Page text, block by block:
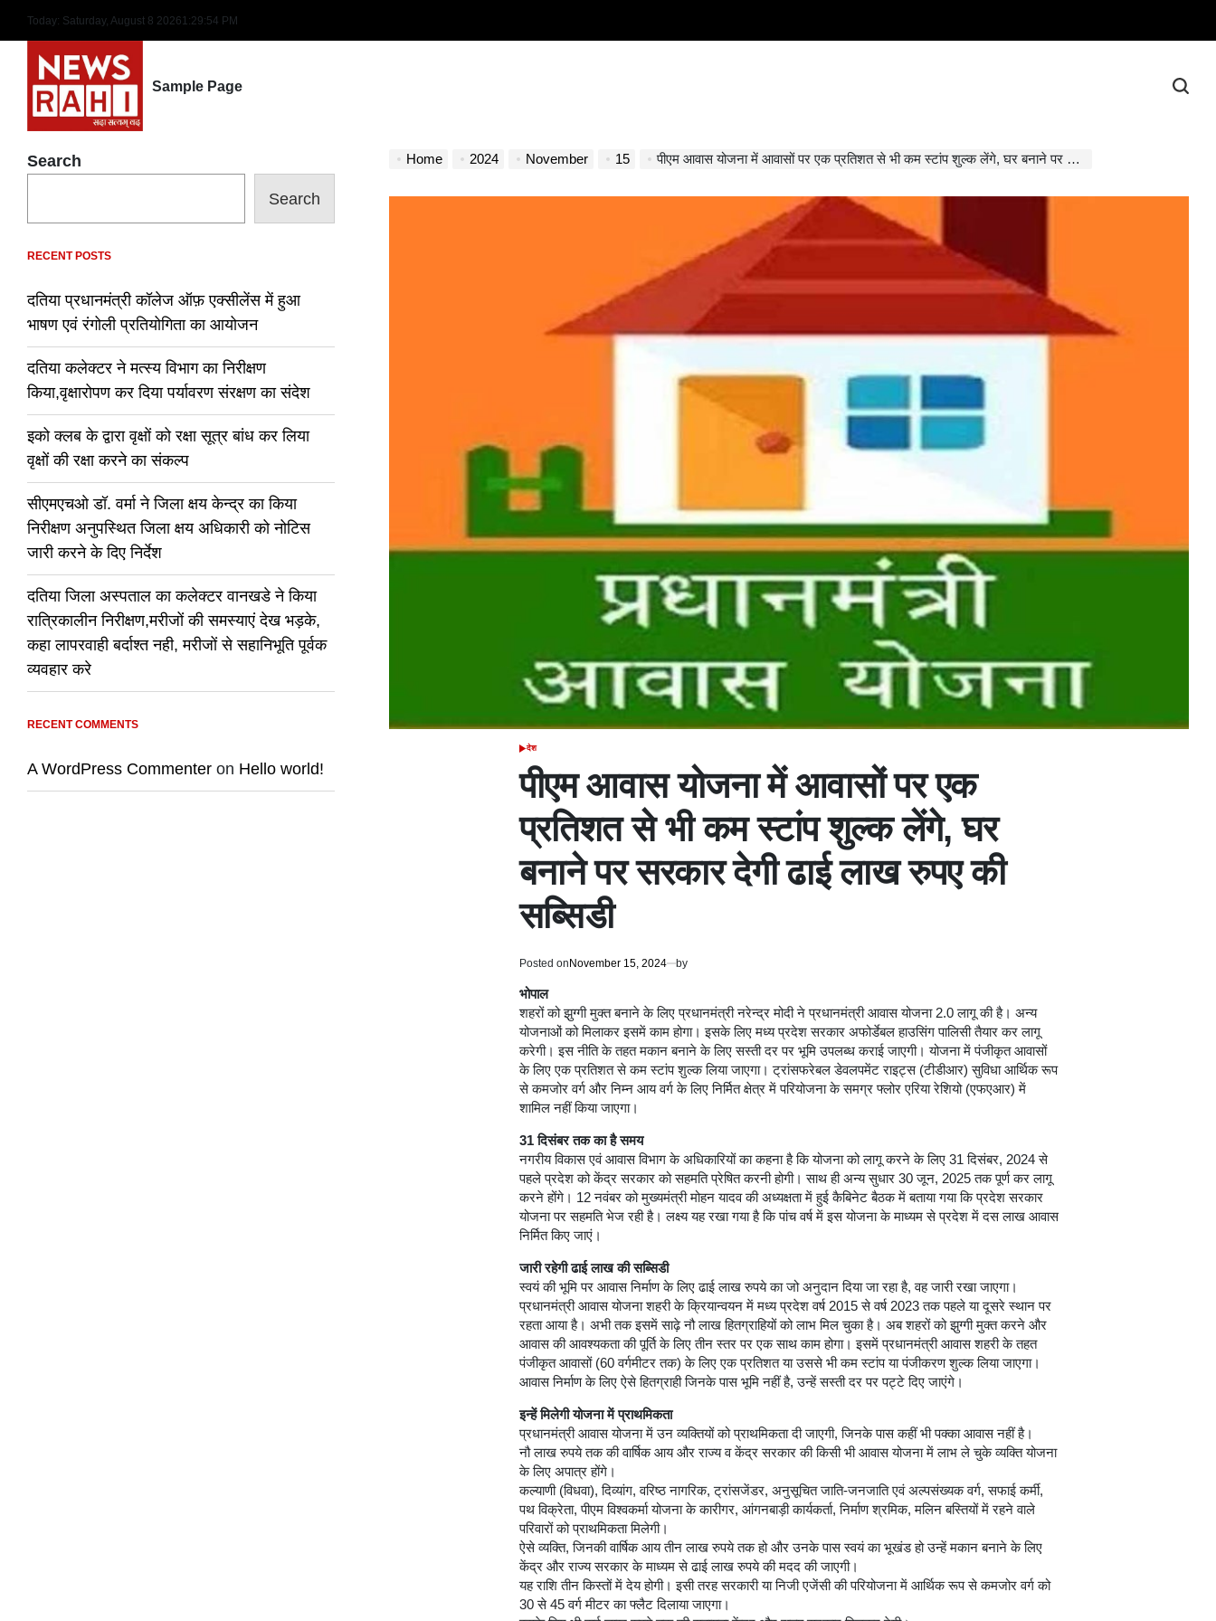
content
Today: Saturday, August 8 20261 :29:55 PM
Sample Page
Home 2024 November 15 पीएम आवास योजना में आवासों पर एक प्रतिशत से भी कम स्टांप शुल्क लेंगे, घर बनाने पर सरकार देगी ढाई लाख रुपए की सब्सिडी
POSTED
देश
पीएम आवास योजना में आवासों पर एक
प्रतिशत से भी कम स्टांप शुल्क लेंगे, घर
बनाने पर सरकार देगी ढाई लाख रुपए की
सब्सिडी
Posted on November 15, 2024 by
भोपाल
शहरों को झुग्गी मुक्त बनाने के लिए प्रधानमंत्री नरेन्द्र मोदी ने प्रधानमंत्री आवास योजना 2.0 लागू की है। अन्य
योजनाओं को मिलाकर इसमें काम होगा। इसके लिए मध्य प्रदेश सरकार अफोर्डेबल हाउसिंग पालिसी तैयार कर लागू
करेगी। इस नीति के तहत मकान बनाने के लिए सस्ती दर पर भूमि उपलब्ध कराई जाएगी। योजना में पंजीकृत आवासों
के लिए एक प्रतिशत से कम स्टांप शुल्क लिया जाएगा। ट्रांसफरेबल डेवलपमेंट राइट्स (टीडीआर) सुविधा आर्थिक रूप
से कमजोर वर्ग और निम्न आय वर्ग के लिए निर्मित क्षेत्र में परियोजना के समग्र फ्लोर एरिया रेशियो (एफएआर) में
शामिल नहीं किया जाएगा।
31 दिसंबर तक का है समय
नगरीय विकास एवं आवास विभाग के अधिकारियों का कहना है कि योजना को लागू करने के लिए 31 दिसंबर, 2024 से
पहले प्रदेश को केंद्र सरकार को सहमति प्रेषित करनी होगी। साथ ही अन्य सुधार 30 जून, 2025 तक पूर्ण कर लागू
करने होंगे। 12 नवंबर को मुख्यमंत्री मोहन यादव की अध्यक्षता में हुई कैबिनेट बैठक में बताया गया कि प्रदेश सरकार
योजना पर सहमति भेज रही है। लक्ष्य यह रखा गया है कि पांच वर्ष में इस योजना के माध्यम से प्रदेश में दस लाख आवास
निर्मित किए जाएं।
जारी रहेगी ढाई लाख की सब्सिडी
स्वयं की भूमि पर आवास निर्माण के लिए ढाई लाख रुपये का जो अनुदान दिया जा रहा है, वह जारी रखा जाएगा।
प्रधानमंत्री आवास योजना शहरी के क्रियान्वयन में मध्य प्रदेश वर्ष 2015 से वर्ष 2023 तक पहले या दूसरे स्थान पर
रहता आया है। अभी तक इसमें साढ़े नौ लाख हितग्राहियों को लाभ मिल चुका है। अब शहरों को झुग्गी मुक्त करने और
आवास की आवश्यकता की पूर्ति के लिए तीन स्तर पर एक साथ काम होगा। इसमें प्रधानमंत्री आवास शहरी के तहत
पंजीकृत आवासों (60 वर्गमीटर तक) के लिए एक प्रतिशत या उससे भी कम स्टांप या पंजीकरण शुल्क लिया जाएगा।
आवास निर्माण के लिए ऐसे हितग्राही जिनके पास भूमि नहीं है, उन्हें सस्ती दर पर पट्टे दिए जाएंगे।
इन्हें मिलेगी योजना में प्राथमिकता
प्रधानमंत्री आवास योजना में उन व्यक्तियों को प्राथमिकता दी जाएगी, जिनके पास कहीं भी पक्का आवास नहीं है।
नौ लाख रुपये तक की वार्षिक आय और राज्य व केंद्र सरकार की किसी भी आवास योजना में लाभ ले चुके व्यक्ति योजना
के लिए अपात्र होंगे।
कल्याणी (विधवा), दिव्यांग, वरिष्ठ नागरिक, ट्रांसजेंडर, अनुसूचित जाति-जनजाति एवं अल्पसंख्यक वर्ग, सफाई कर्मी,
पथ विक्रेता, पीएम विश्वकर्मा योजना के कारीगर, आंगनबाड़ी कार्यकर्ता, निर्माण श्रमिक, मलिन बस्तियों में रहने वाले
परिवारों को प्राथमिकता मिलेगी।
ऐसे व्यक्ति, जिनकी वार्षिक आय तीन लाख रुपये तक हो और उनके पास स्वयं का भूखंड हो उन्हें मकान बनाने के लिए
केंद्र और राज्य सरकार के माध्यम से ढाई लाख रुपये की मदद की जाएगी।
यह राशि तीन किस्तों में देय होगी। इसी तरह सरकारी या निजी एजेंसी की परियोजना में आर्थिक रूप से कमजोर वर्ग को
30 से 45 वर्ग मीटर का फ्लैट दिलाया जाएगा।
Search
Search
RECENT POSTS
दतिया प्रधानमंत्री कॉलेज ऑफ़ एक्सीलेंस में हुआ
भाषण एवं रंगोली प्रतियोगिता का आयोजन
दतिया कलेक्टर ने मत्स्य विभाग का निरीक्षण
किया,वृक्षारोपण कर दिया पर्यावरण संरक्षण का संदेश
इको क्लब के द्वारा वृक्षों को रक्षा सूत्र बांध कर लिया
वृक्षों की रक्षा करने का संकल्प
सीएमएचओ डॉ. वर्मा ने जिला क्षय केन्द्र का किया
निरीक्षण अनुपस्थित जिला क्षय अधिकारी को नोटिस
जारी करने के दिए निर्देश
दतिया जिला अस्पताल का कलेक्टर वानखडे ने किया
रात्रिकालीन निरीक्षण,मरीजों की समस्याएं देख भड़के,
कहा लापरवाही बर्दाश्त नही, मरीजों से सहानिभूति पूर्वक
व्यवहार करे
RECENT COMMENTS
A WordPress Commenter on Hello world!